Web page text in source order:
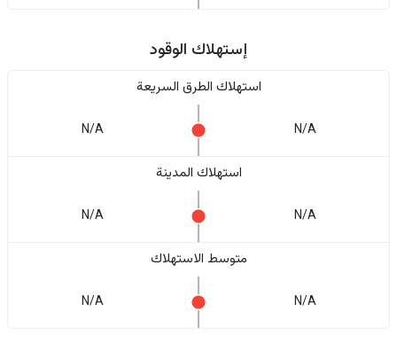
إستهلاك الوقود
استهلاك الطرق السريعة
N/A
N/A
استهلاك المدينة
N/A
N/A
متوسط الاستهلاك
N/A
N/A